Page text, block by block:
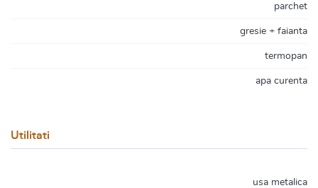
parchet
gresie + faianta
termopan
apa curenta
Utilitati
usa metalica